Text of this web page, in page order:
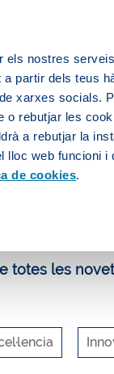
nostres
partir dels teus
xarxes socials.
o rebutjar les
a rebutjar la
web funcioni
de cookies.
L’aigua de la
Agenda AB2030:
totes les